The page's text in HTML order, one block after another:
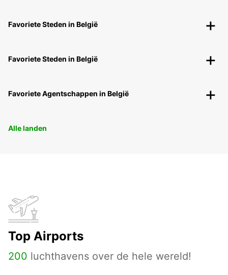
Favoriete Steden in België
Favoriete Steden in België
Favoriete Agentschappen in België
Alle landen
Top Airports
200 luchthavens over de hele wereld!